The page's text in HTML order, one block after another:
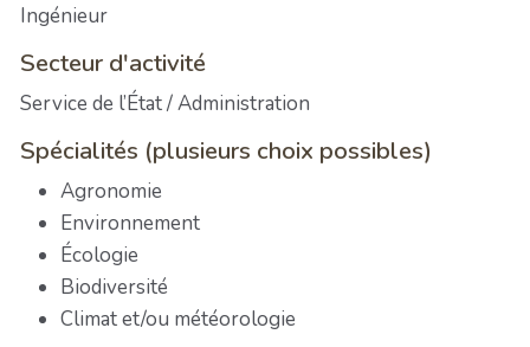
Ingénieur
Secteur d'activité
Service de l’État / Administration
Spécialités (plusieurs choix possibles)
Agronomie
Environnement
Écologie
Biodiversité
Climat et/ou météorologie